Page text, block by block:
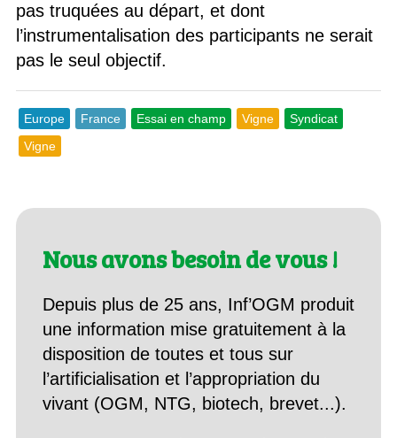
pas truquées au départ, et dont
l’instrumentalisation des participants ne serait
pas le seul objectif.
Europe France Essai en champ Vigne
Syndicat
Vigne
Nous avons besoin de vous !
Depuis plus de 25 ans, Inf’OGM produit
une information mise gratuitement à la
disposition de toutes et tous sur
l’artificialisation et l’appropriation du
vivant (OGM, NTG, biotech, brevet...).